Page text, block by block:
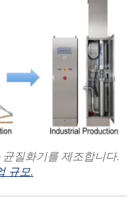
질화기를 제조합니다.
규모.